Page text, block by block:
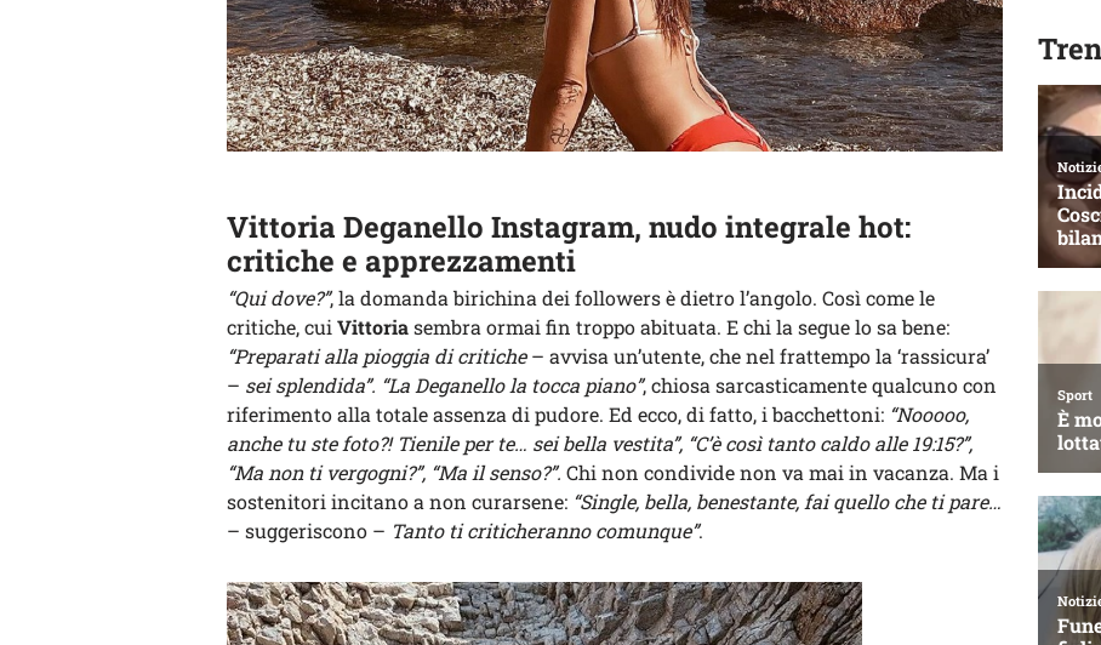
Vittoria Deganello Instagram, nudo integrale hot:
critiche e apprezzamenti
“Qui dove?”, la domanda birichina dei followers è dietro l’angolo. Così come le
critiche, cuiVittoriasembra ormai fin troppo abituata. E chi la segue lo sa bene:
“Preparati alla pioggia di critiche– avvisa un’utente, che nel frattempo la ‘rassicura’
– sei splendida”. “La Deganello la tocca piano”, chiosa sarcasticamente qualcuno con
riferimento alla totale assenza di pudore. Ed ecco, di fatto, i bacchettoni: “Nooooo,
anche tu ste foto?! Tienile per te… sei bella vestita”, “C’è così tanto caldo alle 19:15?”,
“Ma non ti vergogni?”, “Ma il senso?”. Chi non condivide non va mai in vacanza. Ma i
sostenitori incitano a non curarsene: “Single, bella, benestante, fai quello che ti pare…
– suggeriscono – Tanto ti criticheranno comunque”.